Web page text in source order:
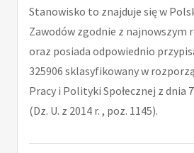
Stanowisko to znajduje się w
Zawodów zgodnie z najnowszym
oraz posiada odpowiednio
325906 sklasyfikowany w
Pracy i Polityki Społecznej z dnia
(Dz. U. z 2014 r. , poz. 1145).